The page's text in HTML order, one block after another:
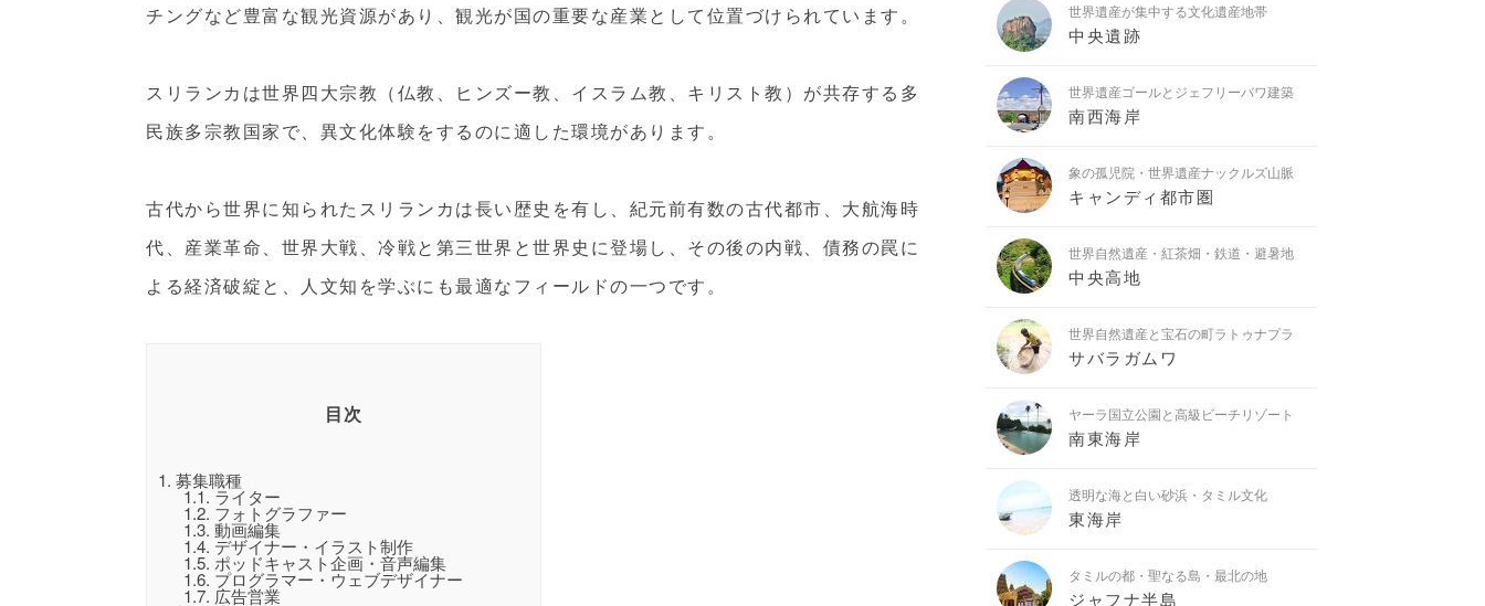
チングなど豊富な観光資源があり、観光が国の重要な産業として位置づけられています。
スリランカは世界四大宗教（仏教、ヒンズー教、イスラム教、キリスト教）が共存する多
民族多宗教国家で、異文化体験をするのに適した環境があります。
古代から世界に知られたスリランカは長い歴史を有し、紀元前有数の古代都市、大航海時
代、産業革命、世界大戦、冷戦と第三世界と世界史に登場し、その後の内戦、債務の罠に
よる経済破綻と、人文知を学ぶにも最適なフィールドの一つです。
目次
1. 募集職種
1.1.ライター
1.2. フォトグラファー
1.3. 動画編集
1.4. デザイナー・イラスト制作
1.5. ポッドキャスト企画・音声編集
1.6. プログラマー・ウェブデザイナー
1.7. 広告営業
世界遺産が集中する文化遺産地帯
中央遺跡
世界遺産ゴールとジェフリーバワ建築
南西海岸
象の孤児院・世界遺産ナックルズ山脈
キャンディ都市圏
世界自然遺産・紅茶畑・鉄道・避暑地
中央高地
世界自然遺産と宝石の町ラトゥナプラ
サバラガムワ
ヤーラ国立公園と高級ビーチリゾート
南東海岸
透明な海と白い砂浜・タミル文化
東海岸
タミルの都・聖なる島・最北の地
ジャフナ半島